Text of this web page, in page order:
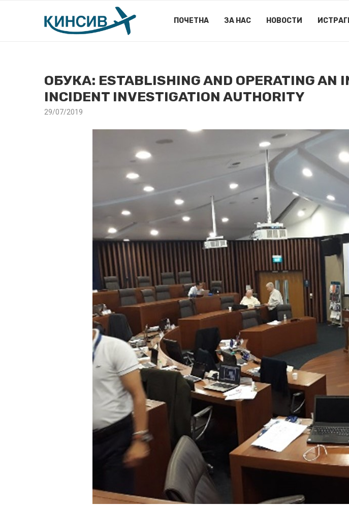
ПОЧЕТНА ЗА НАС НОВОСТИ
ОБУКА: ESTABLISHING AND OPERATING AN
INCIDENT INVESTIGATION AUTHORITY
29/07/2019